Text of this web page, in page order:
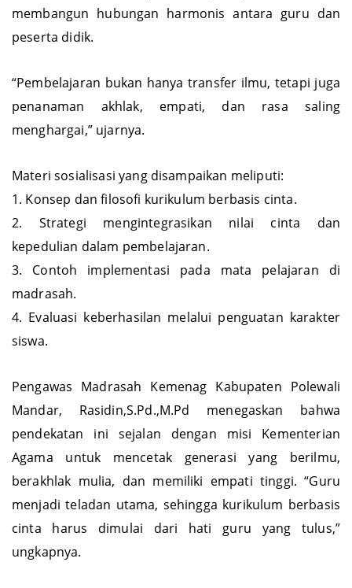
membangun hubungan harmonis antara guru dan
peserta didik.
“Pembelajaran bukan hanya transfer ilmu, tetapi juga
penanaman akhlak, empati, dan rasa saling
menghargai,” ujarnya.
Materi sosialisasi yang disampaikan meliputi:
1. Konsep dan filosofi kurikulum berbasis cinta.
2. Strategi mengintegrasikan nilai cinta dan
kepedulian dalam pembelajaran.
3. Contoh implementasi pada mata pelajaran di
madrasah.
4. Evaluasi keberhasilan melalui penguatan karakter
siswa.
Pengawas Madrasah Kemenag Kabupaten Polewali
Mandar, Rasidin,S.Pd.,M.Pd menegaskan bahwa
pendekatan ini sejalan dengan misi Kementerian
Agama untuk mencetak generasi yang berilmu,
berakhlak mulia, dan memiliki empati tinggi. “Guru
menjadi teladan utama, sehingga kurikulum berbasis
cinta harus dimulai dari hati guru yang tulus,”
ungkapnya.